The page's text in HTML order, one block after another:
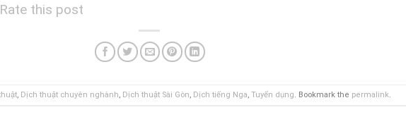
Rate this post
, Dịch thuật chuyên nghành, Dịch thuật Sài Gòn, Dịch tiếng Nga, Tuyển dụng. Bookmark the permalink.